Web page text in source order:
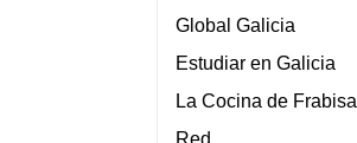
Global Galicia
Estudiar en Galicia
La Cocina de Frabisa
Red